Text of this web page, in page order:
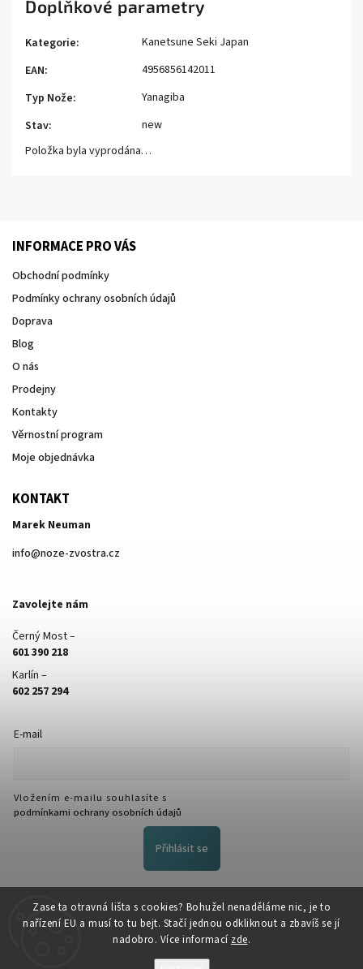
Zase ta otravná lišta s cookies? Bohužel nenaděláme nic, je to
nařízení EU a musí to tu bejt. Stačí jednou odkliknout a zbavíš se jí
nadobro. Více informací zde.
Doplňkové parametry
Kategorie:
Kanetsune Seki Japan
EAN:
4956856142011
Typ Nože:
Yanagiba
Stav:
new
Položka byla vyprodána…
INFORMACE PRO VÁS
Obchodní podmínky
Podmínky ochrany osobních údajů
Doprava
Blog
O nás
Prodejny
Kontakty
Věrnostní program
Moje objednávka
KONTAKT
Marek Neuman
info@noze-zvostra.cz
Zavolejte nám
Černý Most –
601 390 218
Karlín –
602 257 294
E-mail
Vložením e-mailu souhlasíte s
podmínkami ochrany osobních údajů
Přihlásit se
FACEBOOK